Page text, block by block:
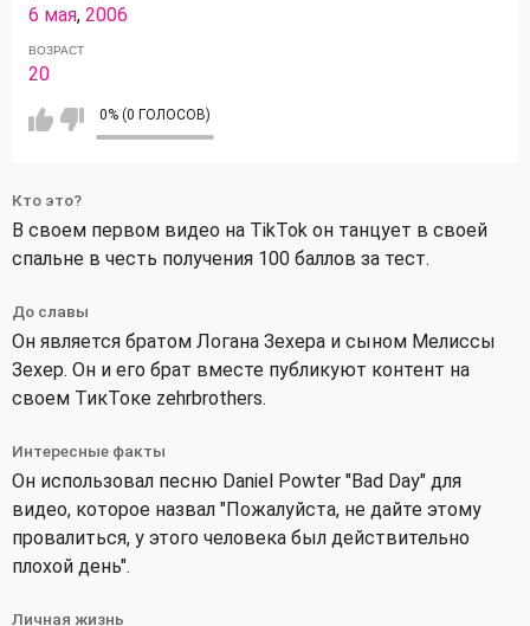
6 мая,2006
ВОЗРАСТ
20
0% (0 ГОЛОСОВ)
Кто это?
В своем первом видео на TikTok он танцует в своей
спальне в честь получения 100 баллов за тест.
До славы
Он является братом Логана Зехера и сыном Мелиссы
Зехер. Он и его брат вместе публикуют контент на
своем ТикТоке zehrbrothers.
Интересные факты
Он использовал песню Daniel Powter "Bad Day" для
видео, которое назвал "Пожалуйста, не дайте этому
провалиться, у этого человека был действительно
плохой день".
Личная жизнь